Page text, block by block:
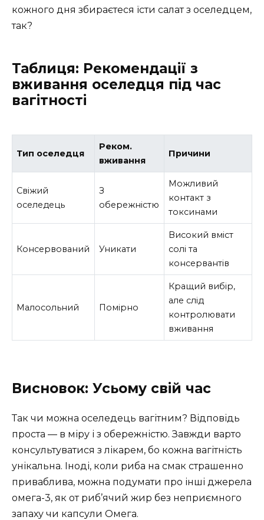
кожного дня збираєтеся їсти салат з оселедцем,
так?
Таблиця: Рекомендації з
вживання оселедця під час
вагітності
Тип оселедця
Реком.
вживання
Причини
Свіжий
оселедець
З
обережністю
Можливий
контакт з
токсинами
Консервований Уникати
Високий вміст
солі та
консервантів
Малосольний Помірно
Кращий вибір,
але слід
контролювати
вживання
Висновок: Усьому свій час
Так чи можна оселедець вагітним? Відповідь
проста — в міру і з обережністю. Завжди варто
консультуватися з лікарем, бо кожна вагітність
унікальна. Іноді, коли риба на смак страшенно
приваблива, можна подумати про інші джерела
омега-3, як от риб’ячий жир без неприємного
запаху чи капсули Омега.